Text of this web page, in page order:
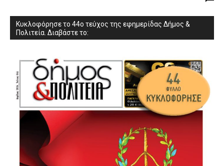
Κυκλοφόρησε το 44ο τεύχος της εφημερίδας Δήμος &
Πολιτεία. Διαβάστε το: